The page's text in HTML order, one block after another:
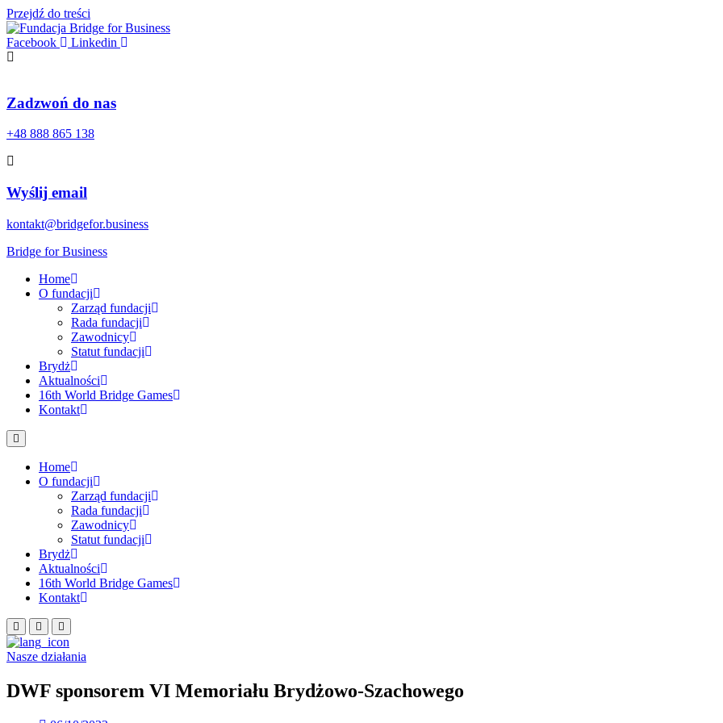
Przejdź do treści
Facebook Linkedin
Zadzwoń do nas
+48 888 865 138
Wyślij email
kontakt@bridgefor.business
Bridge for Business
Home
O fundacji
Zarząd fundacji
Rada fundacji
Zawodnicy
Statut fundacji
Brydż
Aktualności
16th World Bridge Games
Kontakt
Home
O fundacji
Zarząd fundacji
Rada fundacji
Zawodnicy
Statut fundacji
Brydż
Aktualności
16th World Bridge Games
Kontakt
Nasze działania
DWF sponsorem VI Memoriału Brydżowo-Szachowego